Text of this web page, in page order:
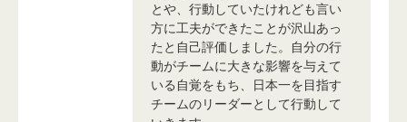
とや、行動していたけれども言い
方に工夫ができたことが沢山あっ
たと自己評価しました。自分の行
動がチームに大きな影響を与えて
いる自覚をもち、日本一を目指す
チームのリーダーとして行動して